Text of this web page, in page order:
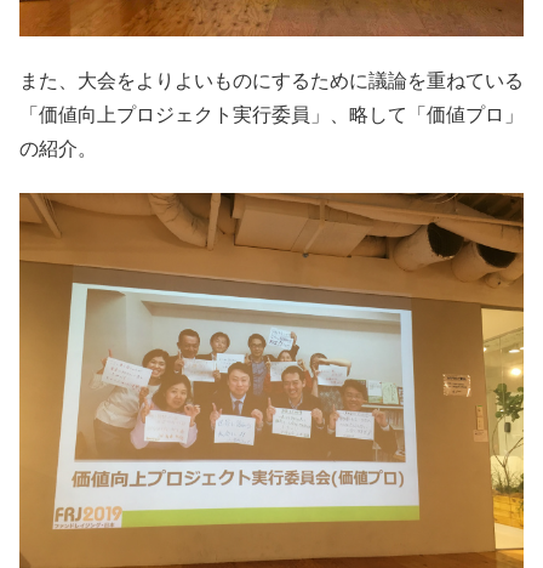
また、大会をよりよいものにするために議論を重ねている
「価値向上プロジェクト実行委員」、略して「価値プロ」
の紹介。